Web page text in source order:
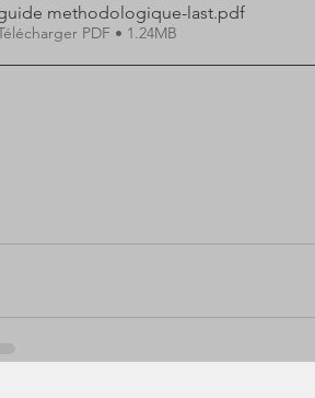
methodologique-last.pdf
PDF • 1.24MB